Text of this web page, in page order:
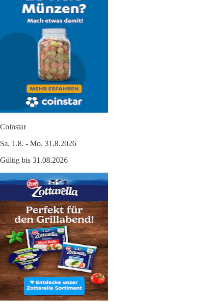
Coinstar
Sa. 1.8. - Mo. 31.8.2026
Gültig bis 31.08.2026